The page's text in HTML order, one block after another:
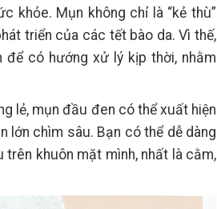
khỏe. Mụn không chỉ là “kẻ thù”
triển của các tết bào da. Vì thế,
có hướng xử lý kịp thời, nhằm
lẻ, mụn đầu đen có thể xuất hiện
lớn chìm sâu. Bạn có thể dễ dàng
trên khuôn mặt mình, nhất là cằm,